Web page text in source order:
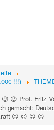
!!!)
😉 Prof. Fritz
gemacht:
😉 😉 😉 😉